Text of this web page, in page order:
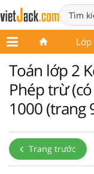
Lớp
Toán lớp 2
Phép trừ
1000 (trang
Trang trước